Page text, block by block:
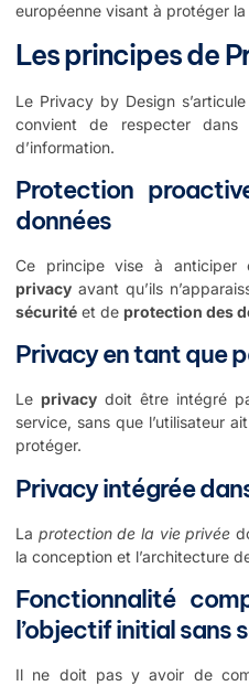
européenne visant à protéger
Les principes de
Le Privacy by Design
convient de respecter
d’information.
Protection
données
Ce principe vise à anticiper
privacy avant qu’ils
sécurité et de protection des
Privacy en tant que
Le privacy doit être intégré
service, sans que l’utilisateur
protéger.
Privacy intégrée
La protection de la vie privée
la conception et l’architecture
Fonctionnalité
l’objectif initial sans
Il ne doit pas y avoir de